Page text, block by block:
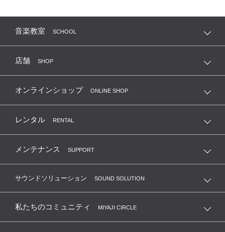
音楽教室 SCHOOL
店舗 SHOP
オンラインショップ ONLINE SHOP
レンタル RENTAL
メンテナンス SUPPORT
サウンドソリューション SOUND SOLUTION
私たちのコミュニティ MIYAJI CIRCLE